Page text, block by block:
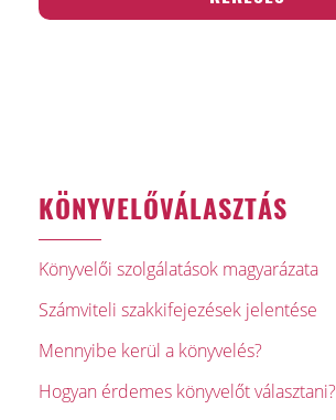
KÖNYVELŐVÁLASZTÁS
Könyvelői szolgálatások magyarázata
Számviteli szakkifejezések jelentése
Mennyibe kerül a könyvelés?
Hogyan érdemes könyvelőt választani?